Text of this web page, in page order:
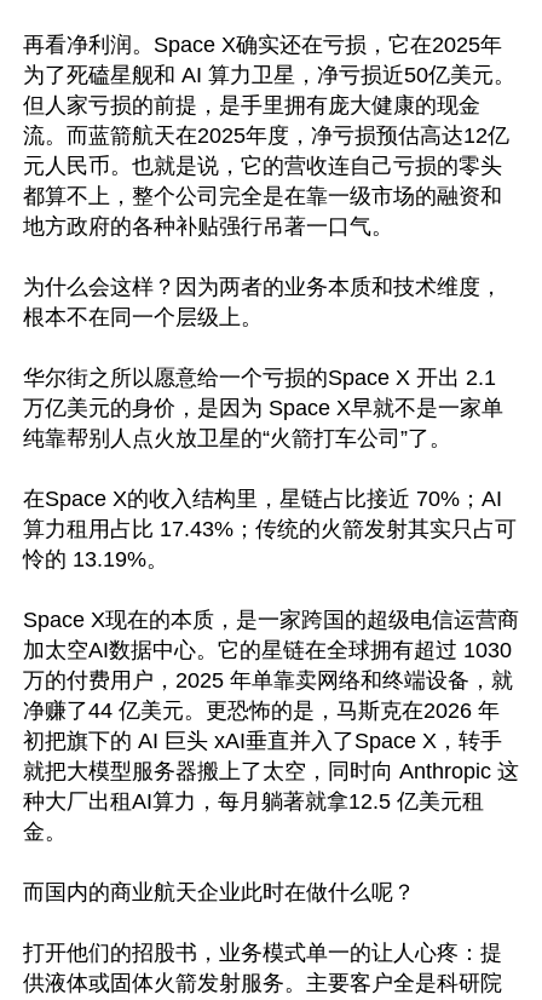
再看净利润。Space X确实还在亏损，它在2025年
为了死磕星舰和 AI 算力卫星，净亏损近50亿美元。
但人家亏损的前提，是手里拥有庞大健康的现金
流。而蓝箭航天在2025年度，净亏损预估高达12亿
元人民币。也就是说，它的营收连自己亏损的零头
都算不上，整个公司完全是在靠一级市场的融资和
地方政府的各种补贴强行吊著一口气。
为什么会这样？因为两者的业务本质和技术维度，
根本不在同一个层级上。
华尔街之所以愿意给一个亏损的Space X 开出 2.1
万亿美元的身价，是因为 Space X早就不是一家单
纯靠帮别人点火放卫星的“火箭打车公司”了。
在Space X的收入结构里，星链占比接近 70%；AI
算力租用占比 17.43%；传统的火箭发射其实只占可
怜的 13.19%。
Space X现在的本质，是一家跨国的超级电信运营商
加太空AI数据中心。它的星链在全球拥有超过 1030
万的付费用户，2025 年单靠卖网络和终端设备，就
净赚了44 亿美元。更恐怖的是，马斯克在2026 年
初把旗下的 AI 巨头 xAI垂直并入了Space X，转手
就把大模型服务器搬上了太空，同时向 Anthropic 这
种大厂出租AI算力，每月躺著就拿12.5 亿美元租
金。
而国内的商业航天企业此时在做什么呢？
打开他们的招股书，业务模式单一的让人心疼：提
供液体或固体火箭发射服务。主要客户全是科研院